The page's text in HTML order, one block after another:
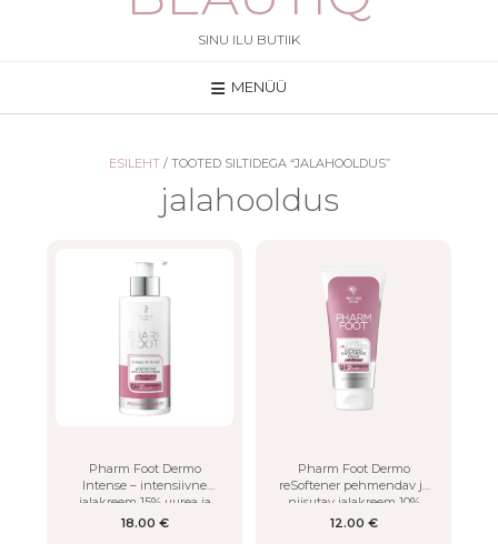
DOO.OVER kuivpuuder-
viimistlusvaht - 400ml
SINU ILU BUTIIK
MENÜÜ
ESILEHT/ TOOTED SILTIDEGA “JALAHOOLDUS”
jalahooldus
Pharm Foot Dermo
Intense – intensiivne
jalakreem 15% uurea ja
kollageeniga
18.00 €
Pharm Foot Dermo
reSoftener pehmendav ja
niisutav jalakreem 10%
uureaga
12.00 €